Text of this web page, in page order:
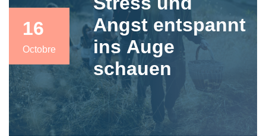
16
Octobre
Angst entspannt
ins Auge
schauen